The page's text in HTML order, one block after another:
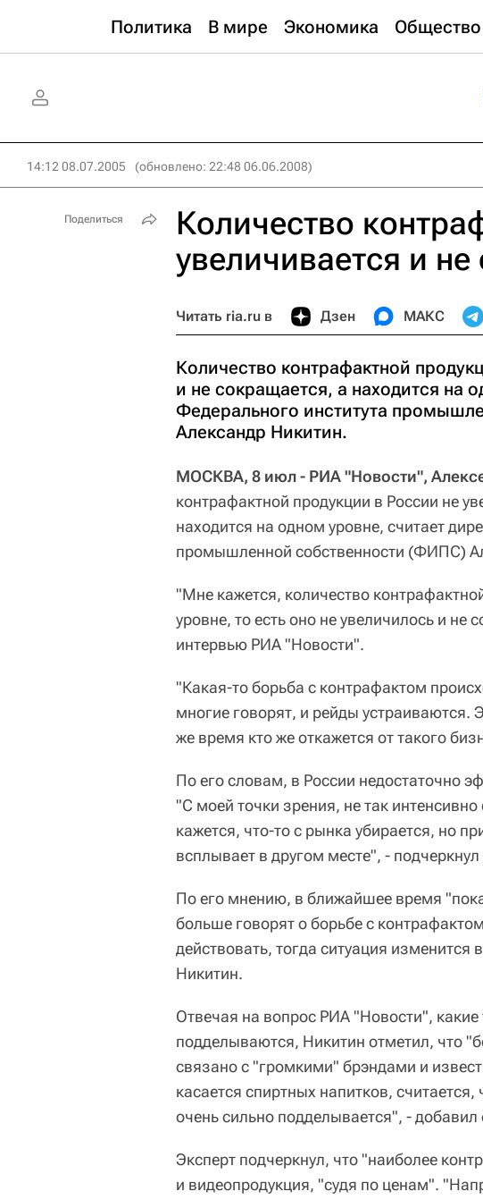
Политика В мире Экономика Общество
14:12 08.07.2005 (обновлено: 22:48 06.06.2008)
Количество
увеличивается и
Читать ria.ru в Дзен МАКС
Количество контрафактной
и не сокращается, а находится на
Федерального института
Александр Никитин.
МОСКВА, 8 июл - РИА "Новости",
контрафактной продукции в России не
находится на одном уровне, считает
промышленной собственности (ФИПС)
"Мне кажется, количество
уровне, то есть оно не увеличилось и не
интервью РИА "Новости".
"Какая-то борьба с контрафактом
многие говорят, и рейды устраиваются.
же время кто же откажется от такого
По его словам, в России недостаточно
"С моей точки зрения, не так
кажется, что-то с рынка убирается, но
всплывает в другом месте", -
По его мнению, в ближайшее время
больше говорят о борьбе с
действовать, тогда ситуация изменится
Никитин.
Отвечая на вопрос РИА "Новости",
подделываются, Никитин отметил, что
связано с "громкими" брэндами и
касается спиртных напитков,
очень сильно подделывается", - добавил
Эксперт подчеркнул, что "наиболее
и видеопродукция, "судя по ценам".
Поделиться